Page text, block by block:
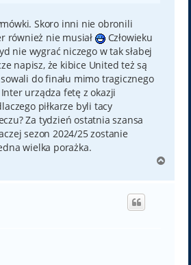
Skoro inni nie obronili
również nie musiał
Człowieku
nie wygrać niczego w tak słabej
napisz, że kibice United też są
do finału mimo tragicznego
urządza fetę z okazji
piłkarze byli tacy
Za tydzień ostatnia szansa
sezon 2024/25 zostanie
wielka porażka.
g